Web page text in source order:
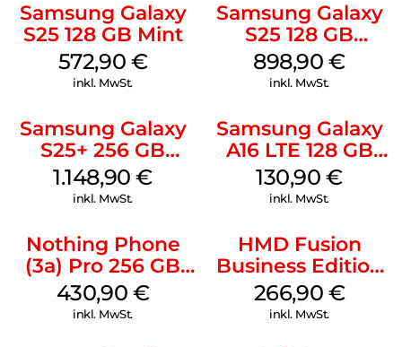
Samsung Galaxy
S25 128 GB Mint
572,90 €
inkl. MwSt.
Samsung Galaxy
S25 128 GB
Icyblue
898,90€
inkl. MwSt.
Samsung Galaxy
S25+ 256 GB
Icyblue
1.148,90€
inkl. MwSt.
Samsung Galaxy
A16 LTE 128 GB
Black
130,90€
inkl. MwSt.
Nothing Phone
(3a) Pro 256 GB
Grey
430,90 €
inkl. MwSt.
HMD Fusion
Business Edition
256 GB Grey
266,90 €
inkl. MwSt.